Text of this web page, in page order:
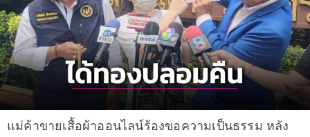
แม่ค้าขายเสื้อผ้าออนไลน์ร้องขอความเป็นธรรม หลัง